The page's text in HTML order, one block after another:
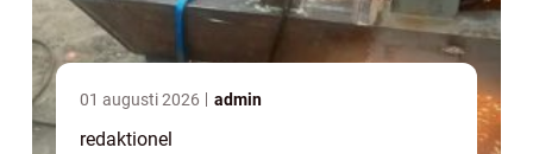
01 augusti 2026 admin
redaktionel